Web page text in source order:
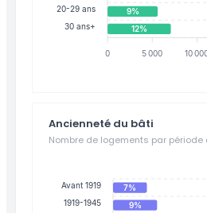
9%
12%
20-29 ans
30 ans+
10
5 000
0
Ancienneté du bâti
Nombre de logements par
7%
9%
Avant 1919
1919-1945